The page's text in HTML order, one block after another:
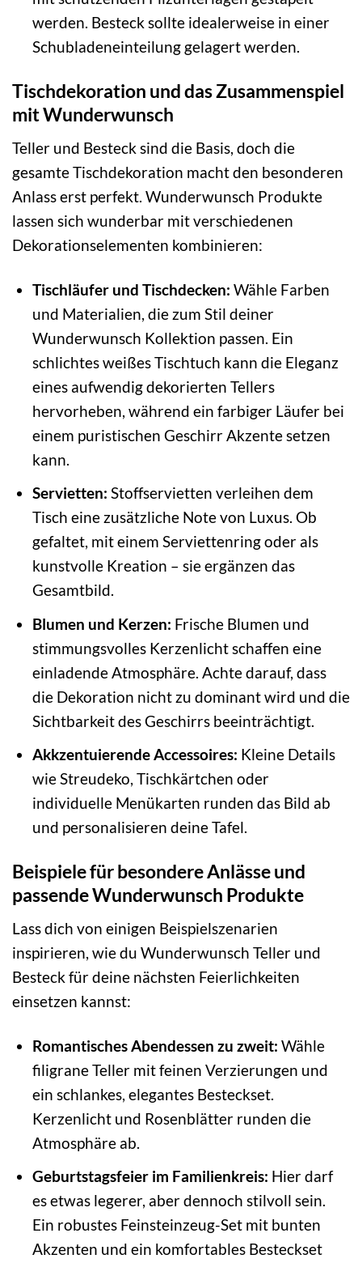
werden. Besteck sollte idealerweise in einer
Schubladeneinteilung gelagert werden.
Tischdekoration und das Zusammenspiel
mit Wunderwunsch
Teller und Besteck sind die Basis, doch die
gesamte Tischdekoration macht den besonderen
Anlass erst perfekt. Wunderwunsch Produkte
lassen sich wunderbar mit verschiedenen
Dekorationselementen kombinieren:
Tischläufer und Tischdecken: Wähle Farben
und Materialien, die zum Stil deiner
Wunderwunsch Kollektion passen. Ein
schlichtes weißes Tischtuch kann die Eleganz
eines aufwendig dekorierten Tellers
hervorheben, während ein farbiger Läufer bei
einem puristischen Geschirr Akzente setzen
kann.
Servietten: Stoffservietten verleihen dem
Tisch eine zusätzliche Note von Luxus. Ob
gefaltet, mit einem Serviettenring oder als
kunstvolle Kreation – sie ergänzen das
Gesamtbild.
Blumen und Kerzen: Frische Blumen und
stimmungsvolles Kerzenlicht schaffen eine
einladende Atmosphäre. Achte darauf, dass
die Dekoration nicht zu dominant wird und die
Sichtbarkeit des Geschirrs beeinträchtigt.
Akkzentuierende Accessoires: Kleine Details
wie Streudeko, Tischkärtchen oder
individuelle Menükarten runden das Bild ab
und personalisieren deine Tafel.
Beispiele für besondere Anlässe und
passende Wunderwunsch Produkte
Lass dich von einigen Beispielszenarien
inspirieren, wie du Wunderwunsch Teller und
Besteck für deine nächsten Feierlichkeiten
einsetzen kannst:
Romantisches Abendessen zu zweit: Wähle
filigrane Teller mit feinen Verzierungen und
ein schlankes, elegantes Besteckset.
Kerzenlicht und Rosenblätter runden die
Atmosphäre ab.
Geburtstagsfeier im Familienkreis: Hier darf
es etwas legerer, aber dennoch stilvoll sein.
Ein robustes Feinsteinzeug-Set mit bunten
Akzenten und ein komfortables Besteckset